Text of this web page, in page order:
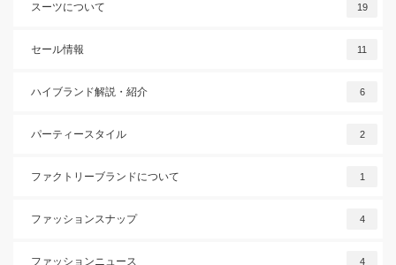
スーツについて 19
セール情報 11
ハイブランド解説・紹介 6
パーティースタイル 2
ファクトリーブランドについて 1
ファッションスナップ 4
ファッションニュース 4